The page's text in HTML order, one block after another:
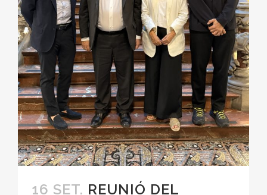
16 SET. REUNIÓ DEL